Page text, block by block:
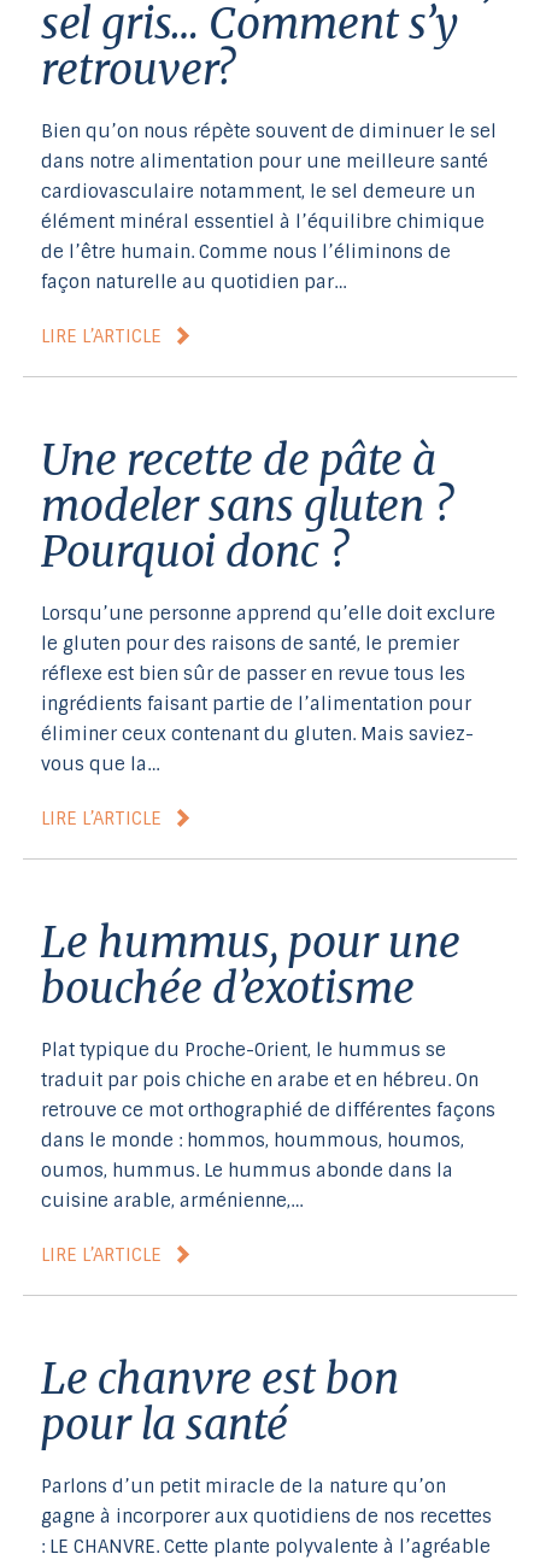
sel gris… Comment s’y
retrouver?
Bien qu’on nous répète souvent de diminuer le sel
dans notre alimentation pour une meilleure santé
cardiovasculaire notamment, le sel demeure un
élément minéral essentiel à l’équilibre chimique
de l’être humain. Comme nous l’éliminons de
façon naturelle au quotidien par…
LIRE L’ARTICLE
Une recette de pâte à
modeler sans gluten ?
Pourquoi donc ?
Lorsqu’une personne apprend qu’elle doit exclure
le gluten pour des raisons de santé, le premier
réflexe est bien sûr de passer en revue tous les
ingrédients faisant partie de l’alimentation pour
éliminer ceux contenant du gluten. Mais saviez-
vous que la…
LIRE L’ARTICLE
Le hummus, pour une
bouchée d’exotisme
Plat typique du Proche-Orient, le hummus se
traduit par pois chiche en arabe et en hébreu. On
retrouve ce mot orthographié de différentes façons
dans le monde : hommos, hoummous, houmos,
oumos, hummus. Le hummus abonde dans la
cuisine arable, arménienne,…
LIRE L’ARTICLE
Le chanvre est bon
pour la santé
Parlons d’un petit miracle de la nature qu’on
gagne à incorporer aux quotidiens de nos recettes
: LE CHANVRE. Cette plante polyvalente à l’agréable